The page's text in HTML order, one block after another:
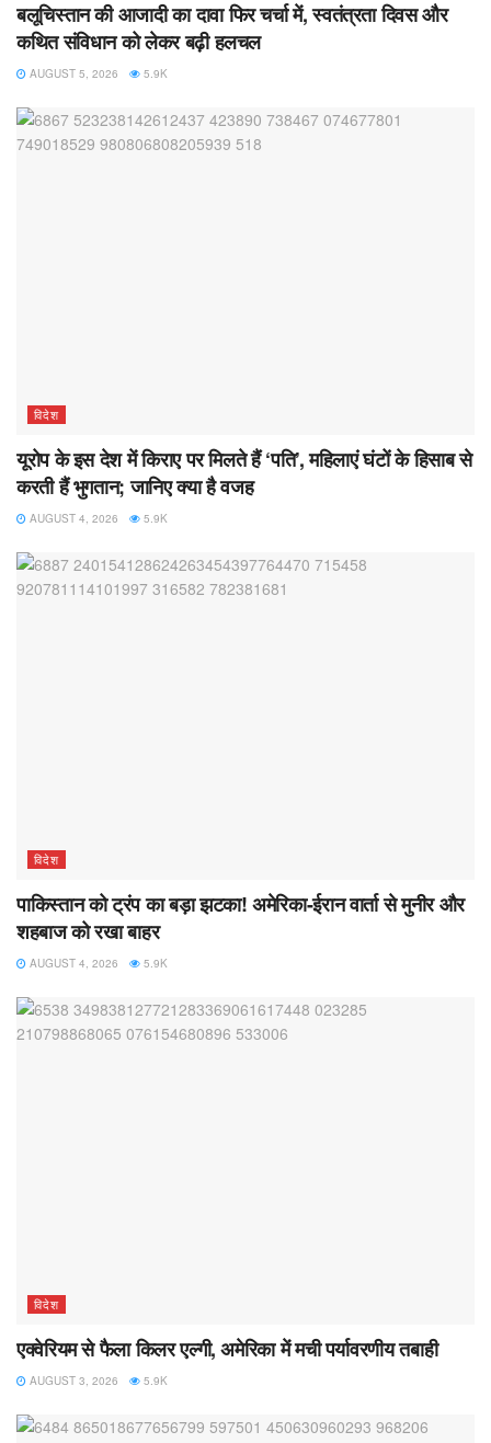
बलूचिस्तान की आजादी का दावा फिर चर्चा में, स्वतंत्रता दिवस और
कथित संविधान को लेकर बढ़ी हलचल
AUGUST 5, 2026 5.9K
विदेश
यूरोप के इस देश में किराए पर मिलते हैं ‘पति’, महिलाएं घंटों के हिसाब से
करती हैं भुगतान; जानिए क्या है वजह
AUGUST 4, 2026 5.9K
विदेश
पाकिस्तान को ट्रंप का बड़ा झटका! अमेरिका-ईरान वार्ता से मुनीर और
शहबाज को रखा बाहर
AUGUST 4, 2026 5.9K
विदेश
एक्वेरियम से फैला किलर एल्गी, अमेरिका में मची पर्यावरणीय तबाही
AUGUST 3, 2026 5.9K